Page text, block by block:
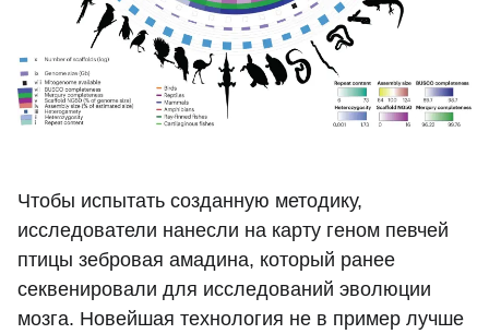
Чтобы испытать созданную методику,
исследователи нанесли на карту геном певчей
птицы зебровая амадина, который ранее
секвенировали для исследований эволюции
мозга. Новейшая технология не в пример лучше